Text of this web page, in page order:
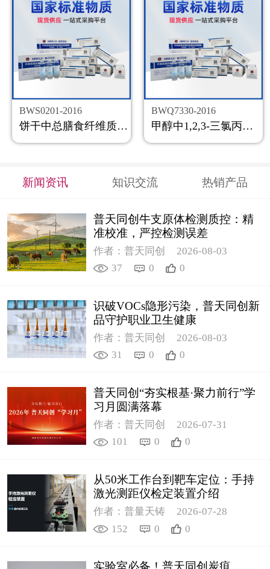
BWS0201-2016
饼干中总膳食纤维质控样品
BWQ7330-2016
甲醇中1,2,3-三氯丙烷溶液标准物质
新闻资讯 知识交流 热销产品
普天同创牛支原体检测质控：精
准校准，严控检测误差
作者：普天同创
2026-08-03
37
0 0
识破VOCs隐形污染，普天同创新
品守护职业卫生健康
作者：普天同创
2026-08-03
31
0 0
普天同创“夯实根基·聚力前行”学
习月圆满落幕
作者：普天同创
2026-07-31
101
0 0
从50米工作台到靶车定位：手持
激光测距仪检定装置介绍
作者：普量天铸
2026-07-28
152
0 0